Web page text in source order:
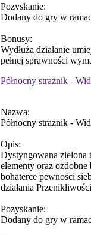
Pozyskanie:
Dodany do gry w
Bonusy:
Wydłuża działanie
pełnej sprawności
Północny strażnik -
Nazwa:
Północny strażnik -
Opis:
Dystyngowana zielona
elementy oraz ozdobne
bohaterce pewności
działania
Pozyskanie:
Dodany do gry w